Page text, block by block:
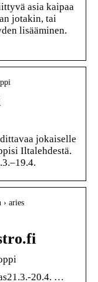
asia kaipaa
jotakin, tai
lisääminen.
jokaiselle
Iltalehdestä.
› aries
20.4. …